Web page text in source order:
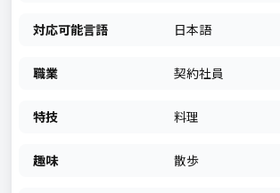
対応可能言語 日本語
職業 契約社員
特技 料理
趣味 散歩